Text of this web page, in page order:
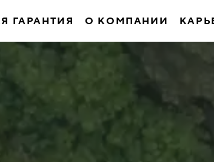
ГАРАНТИЯ О КОМПАНИИ